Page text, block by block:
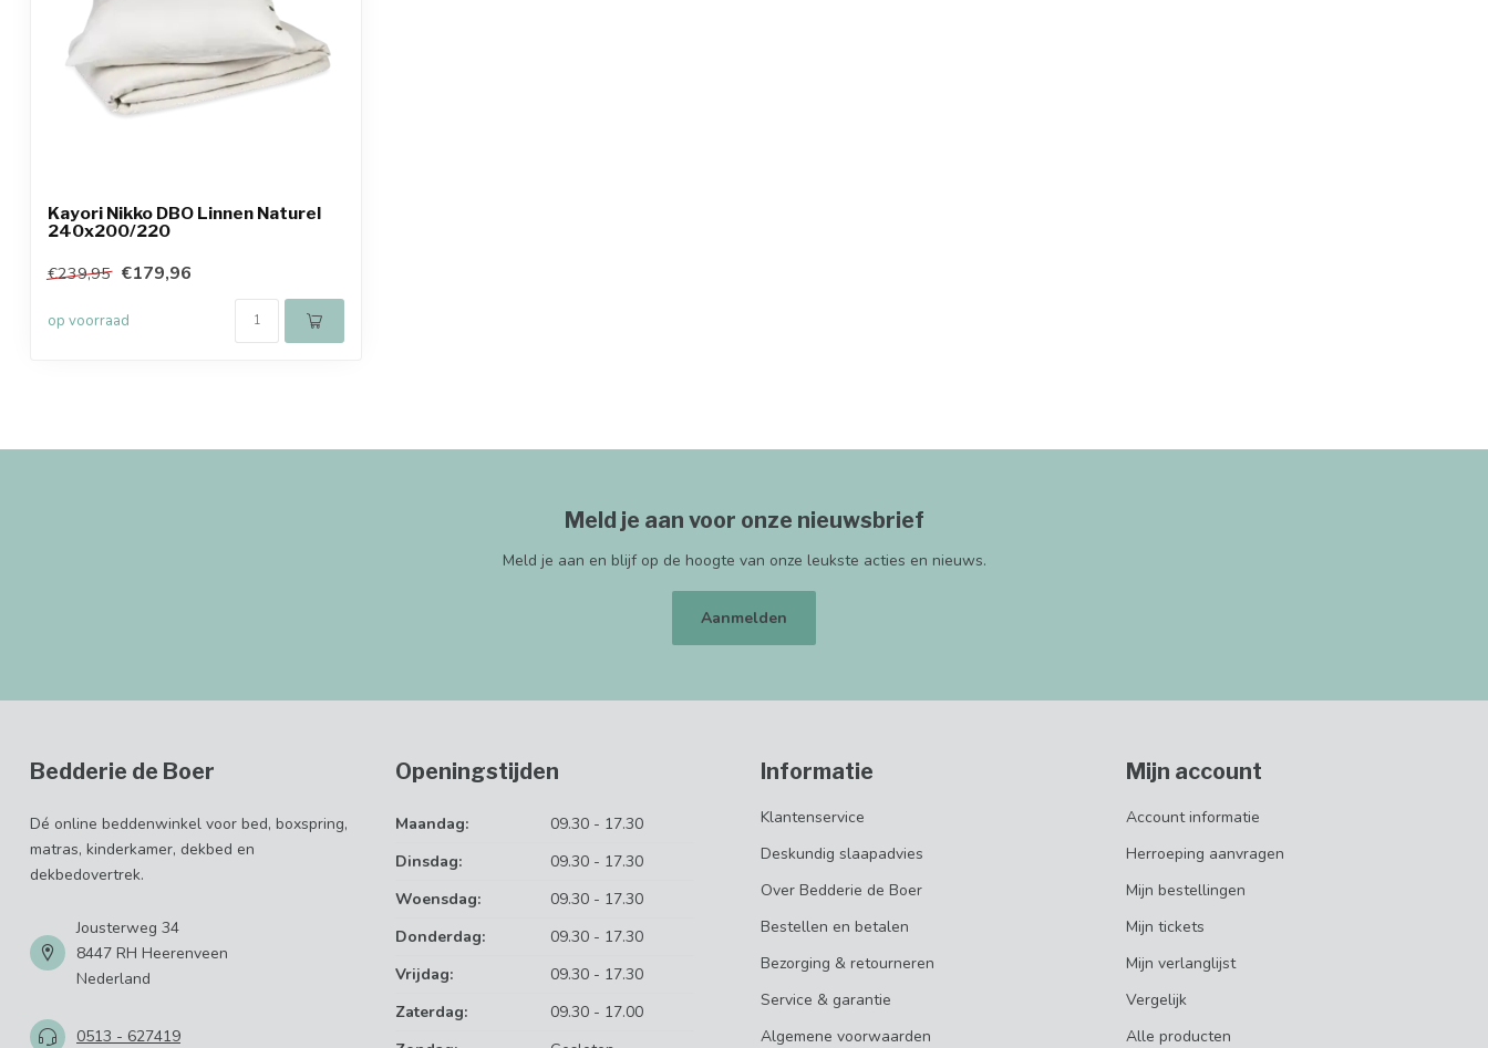
Kayori Nikko DBO Linnen Naturel
240x200/220
€239,95 €179,96
op voorraad
Meld je aan voor onze nieuwsbrief
Meld je aan en blijf op de hoogte van onze leukste acties en nieuws.
Aanmelden
Bedderie de Boer
Dé online beddenwinkel voor bed, boxspring,
matras, kinderkamer, dekbed en
dekbedovertrek.
Jousterweg 34
8447 RH Heerenveen
Nederland
0513 - 627419
Openingstijden
Maandag:
09.30 - 17.30
Dinsdag:
09.30 - 17.30
Woensdag:
09.30 - 17.30
Donderdag:
09.30 - 17.30
Vrijdag:
09.30 - 17.30
Zaterdag:
09.30 - 17.00
Informatie
Klantenservice
Deskundig slaapadvies
Over Bedderie de Boer
Bestellen en betalen
Bezorging & retourneren
Service & garantie
Algemene voorwaarden
Mijn account
Account informatie
Herroeping aanvragen
Mijn bestellingen
Mijn tickets
Mijn verlanglijst
Vergelijk
Alle producten